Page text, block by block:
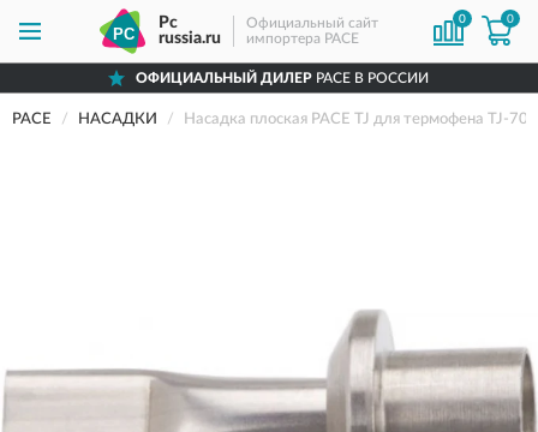
Pc
russia.ru
Официальный сайт
импортера PACE
0 0
ОФИЦИАЛЬНЫЙ ДИЛЕРPACE В РОССИИ
PACE НАСАДКИ Насадка плоская PACE TJ для термофена TJ-